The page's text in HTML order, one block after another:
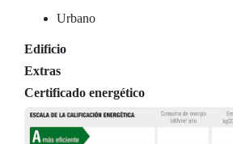
Urbano
Edificio
Extras
Certificado energético